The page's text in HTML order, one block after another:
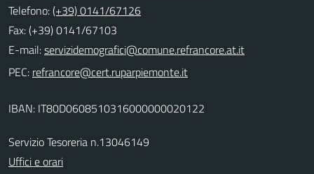
Telefono:(+39) 0141/67126
Fax: (+39) 0141/67103
E-mail:
PEC:
IBAN: IT80D0608510316000000020122
Servizio Tesoreria n.13046149
Uffici e orari